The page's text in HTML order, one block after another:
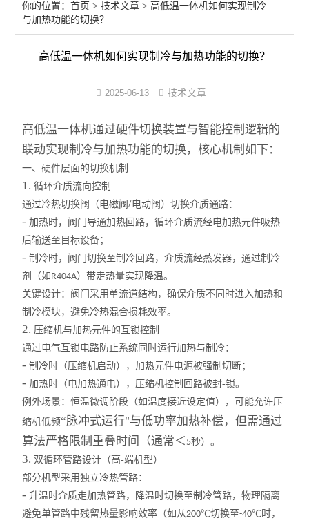
生物发酵罐
均质乳化反应釜/乳化机
分子蒸馏装置
薄膜蒸发仪
不锈钢浓缩装置
卫生级储罐
脱色罐
酒精沉淀罐/醇沉罐
不锈钢配制罐
多功能提取罐
高温循环油浴锅
玻璃反应釜
低温冷却液循环泵
高低温循环装置
低温反应浴/恒温槽
你的位置：首页 >技术文章 > 高低温一体机如何实现制冷
与加热功能的切换？
高低温一体机如何实现制冷与加热功能的切换？
2025-06-13 技术文章
高低温一体机通过硬件切换装置与智能控制逻辑的
联动实现制冷与加热功能的切换，核心机制如下：
一、硬件层面的切换机制
1.循环介质流向控制
通过冷热切换阀（电磁阀/电动阀）切换介质通路：
-加热时，阀门导通加热回路，循环介质流经电加热元件吸热
后输送至目标设备；
-制冷时，阀门切换至制冷回路，介质流经蒸发器，通过制冷
剂（如 R404A）带走热量实现降温。
关键设计：阀门采用单流道结构，确保介质不同时进入加热和
制冷模块，避免冷热混合损耗效率。
2. 压缩机与加热元件的互锁控制
通过电气互锁电路防止系统同时运行加热与制冷：
-制冷时（压缩机启动），加热元件电源被强制切断；
-加热时（电加热通电），压缩机控制回路被封-锁。
例外场景：恒温微调阶段（如温度接近设定值），可能允许压
缩机低频“脉冲式运行"与低功率加热补偿，但需通过
算法严格限制重叠时间（通常＜ 5秒）。
3. 双循环管路设计（高-端机型）
部分机型采用独立冷热管路：
-升温时介质走加热管路，降温时切换至制冷管路，物理隔离
避免单管路中残留热量影响效率（如从200℃切换至-40℃时，